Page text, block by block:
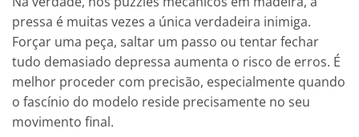
pressa é muitas vezes a única verdadeira inimiga.
Forçar uma peça, saltar um passo ou tentar fechar
tudo demasiado depressa aumenta o risco de erros. É
melhor proceder com precisão, especialmente quando
o fascínio do modelo reside precisamente no seu
movimento final.